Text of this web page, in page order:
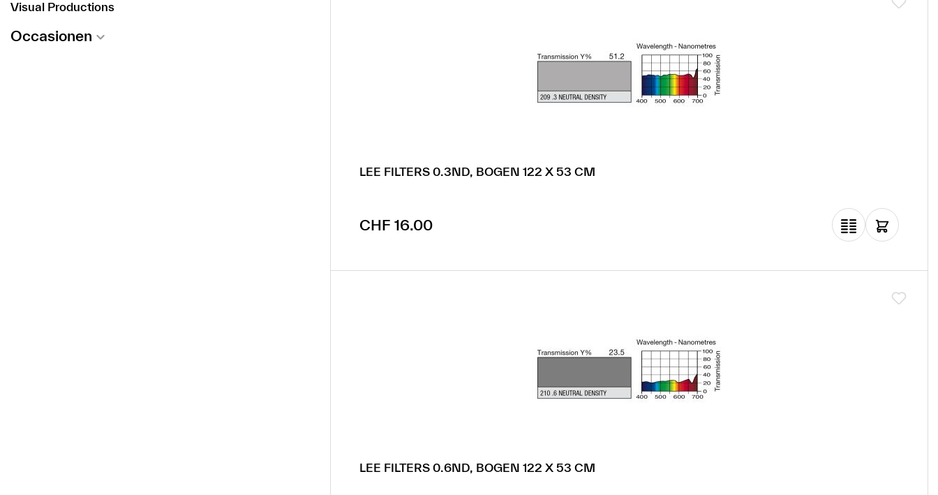
Visual Productions
Occasionen
LEE FILTERS 0.3ND, BOGEN 122 X 53 CM
Regulärer Preis:
CHF 16.00
LEE FILTERS 0.6ND, BOGEN 122 X 53 CM